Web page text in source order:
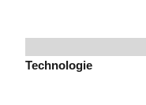
Technologie